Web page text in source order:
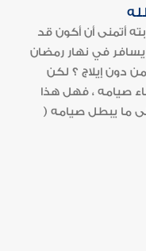
أتمنى أن أكون قد
في نهار رمضان
دون إيلاج ؟ لكن
صيامه ، فهل هذا
ما يبطل صيامه (